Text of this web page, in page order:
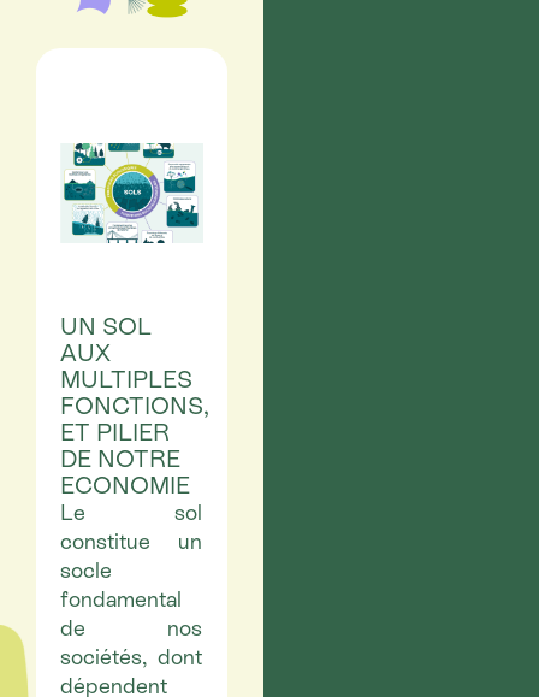
UN SOL
AUX
MULTIPLES
FONCTIONS,
ET PILIER
DE NOTRE
ECONOMIE
Le sol
constitue un
socle
fondamental
de nos
sociétés, dont
dépendent